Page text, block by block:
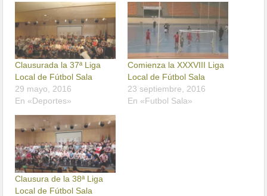
Clausurada la 37ª Liga
Local de Fútbol Sala
29 mayo, 2016
En «Deportes»
Comienza la XXXVIII Liga
Local de Fútbol Sala
23 septiembre, 2016
En «Futbol Sala»
Clausura de la 38ª Liga
Local de Fútbol Sala